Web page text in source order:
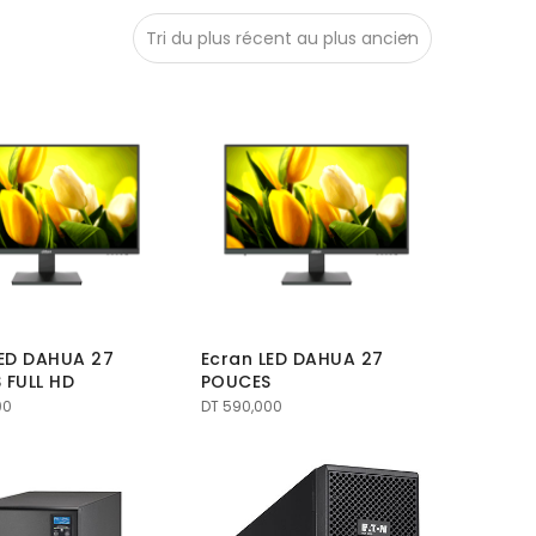
DAHUA 27
FULL HD
Ecran LED DAHUA 27
POUCES
DT590,000